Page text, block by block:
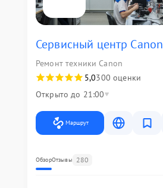
Сервисный центр Canon
Ремонт техники Canon
5,0300 оценки
Открыто до 21:00
Маршрут
ОбзорОтзывы 280